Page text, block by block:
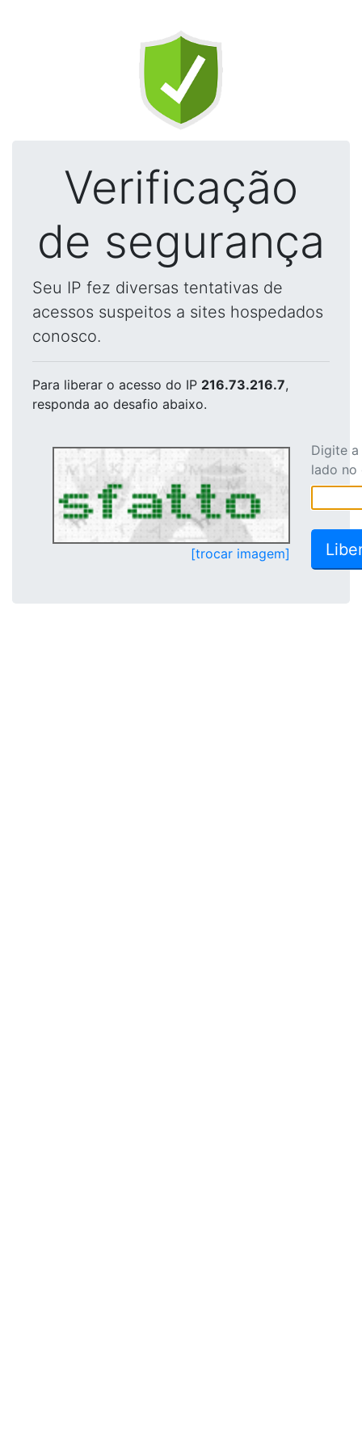
Verificação
de segurança
Seu IP fez diversas tentativas de
acessos suspeitos a sites hospedados
conosco.
Para liberar o acesso do IP 216.73.216.7,
responda ao desafio abaixo.
[trocar imagem]
Digite
lado no